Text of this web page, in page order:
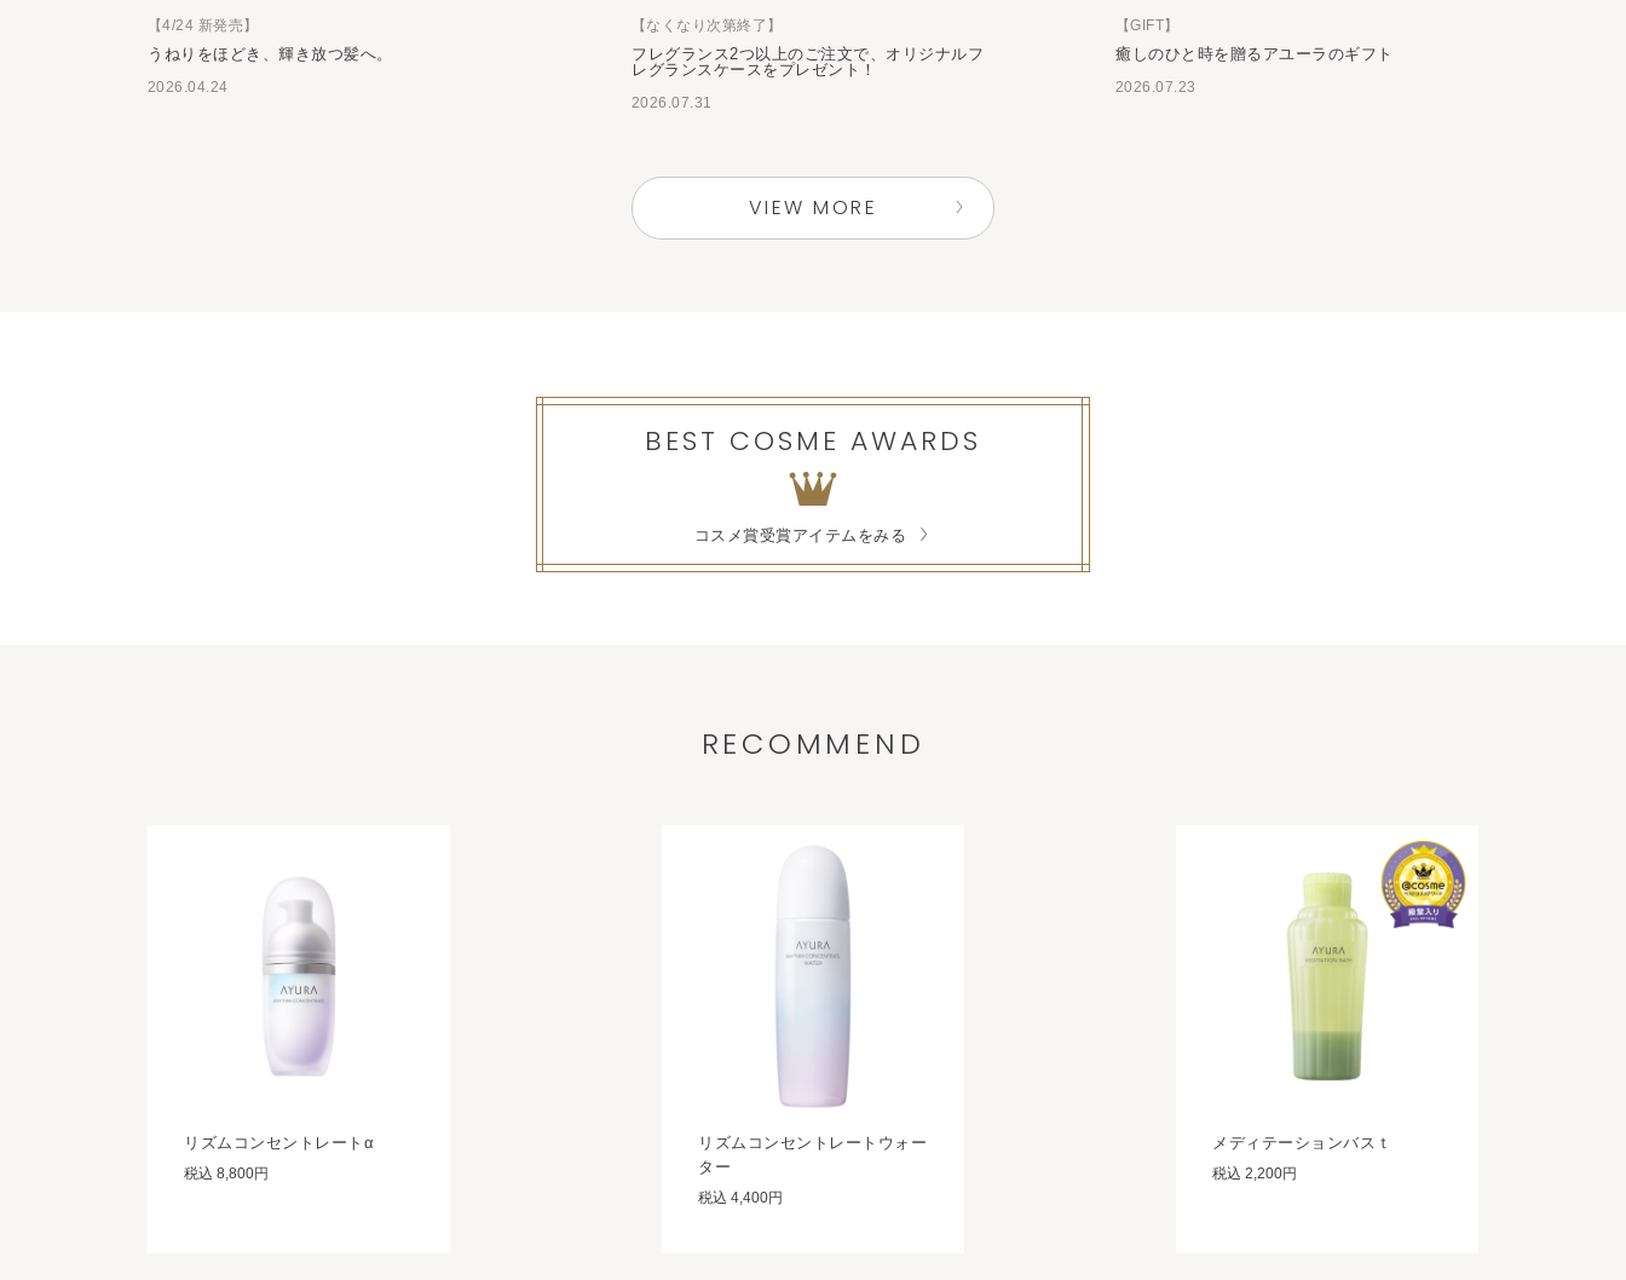
【4/24 新発売】
うねりをほどき、輝き放つ髪へ。
2026.04.24
【なくなり次第終了】
フレグランス2つ以上のご注文で、オリジナルフ
レグランスケースをプレゼント！
2026.07.31
【GIFT】
癒しのひと時を贈るアユーラのギフト
2026.07.23
VIEW MORE
BEST COSME AWARDS
コスメ賞受賞アイテムをみる
RECOMMEND
リズムコンセントレートα
税込 8,800円
リズムコンセントレートウォー
ター
税込 4,400円
メディテーションバスｔ
税込 2,200円